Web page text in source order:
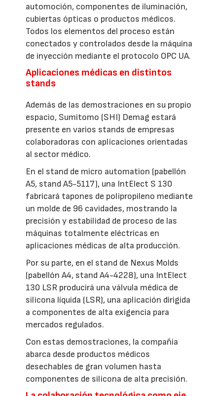
automoción, componentes de iluminación,
cubiertas ópticas o productos médicos.
Todos los elementos del proceso están
conectados y controlados desde la máquina
de inyección mediante el protocolo OPC UA.
Aplicaciones médicas en distintos
stands
Además de las demostraciones en su propio
espacio, Sumitomo (SHI) Demag estará
presente en varios stands de empresas
colaboradoras con aplicaciones orientadas
al sector médico.
En el stand de micro automation (pabellón
A5, stand A5-5117), una IntElect S 130
fabricará tapones de polipropileno mediante
un molde de 96 cavidades, mostrando la
precisión y estabilidad de proceso de las
máquinas totalmente eléctricas en
aplicaciones médicas de alta producción.
Por su parte, en el stand de Nexus Molds
(pabellón A4, stand A4-4228), una IntElect
130 LSR producirá una válvula médica de
silicona líquida (LSR), una aplicación dirigida
a componentes de alta exigencia para
mercados regulados.
Con estas demostraciones, la compañía
abarca desde productos médicos
desechables de gran volumen hasta
componentes de silicona de alta precisión.